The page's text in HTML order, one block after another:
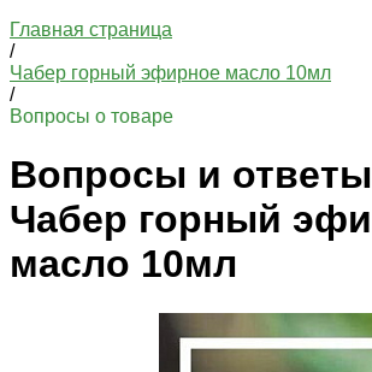
Главная страница
/
Чабер горный эфирное масло 10мл
/
Вопросы о товаре
Вопросы и
Чабер горный
масло 10мл